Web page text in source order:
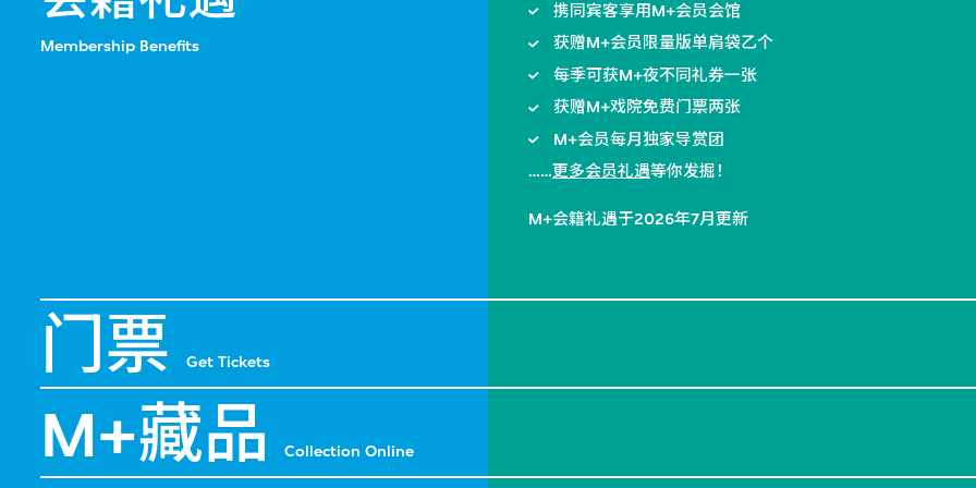
Membership Benefits
携同宾客享用M+会员会馆
获赠M+会员限量版单肩袋乙个
每季可获M+夜不同礼券一张
获赠M+戏院免费门票两张
M+会员每月独家导赏团
……更多会员礼遇等你发掘！
M+会籍礼遇于2026年7月更新
门票 Get Tickets
M+藏品 Collection Online